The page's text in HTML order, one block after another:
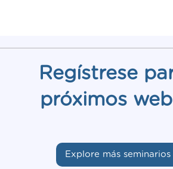
Regístrese
próximos
Explore más